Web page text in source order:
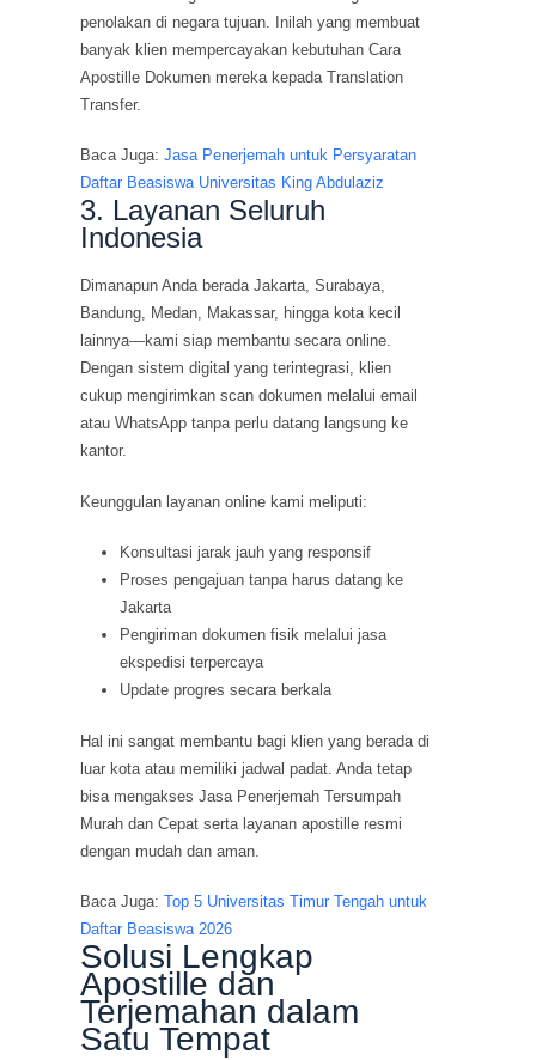
penolakan di negara tujuan. Inilah yang membuat
banyak klien mempercayakan kebutuhan Cara
Apostille Dokumen mereka kepada Translation
Transfer.
Baca Juga:Jasa Penerjemah untuk Persyaratan
Daftar Beasiswa Universitas King Abdulaziz
3. Layanan Seluruh
Indonesia
Dimanapun Anda berada Jakarta, Surabaya,
Bandung, Medan, Makassar, hingga kota kecil
lainnya—kami siap membantu secara online.
Dengan sistem digital yang terintegrasi, klien
cukup mengirimkan scan dokumen melalui email
atau WhatsApp tanpa perlu datang langsung ke
kantor.
Keunggulan layanan online kami meliputi:
Konsultasi jarak jauh yang responsif
Proses pengajuan tanpa harus datang ke
Jakarta
Pengiriman dokumen fisik melalui jasa
ekspedisi terpercaya
Update progres secara berkala
Hal ini sangat membantu bagi klien yang berada di
luar kota atau memiliki jadwal padat. Anda tetap
bisa mengakses Jasa Penerjemah Tersumpah
Murah dan Cepat serta layanan apostille resmi
dengan mudah dan aman.
Baca Juga:Top 5 Universitas Timur Tengah untuk
Daftar Beasiswa 2026
Solusi Lengkap
Apostille dan
Terjemahan dalam
Satu Tempat